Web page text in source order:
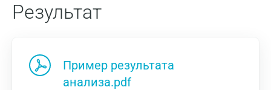
Результат
Пример результата
анализа.pdf